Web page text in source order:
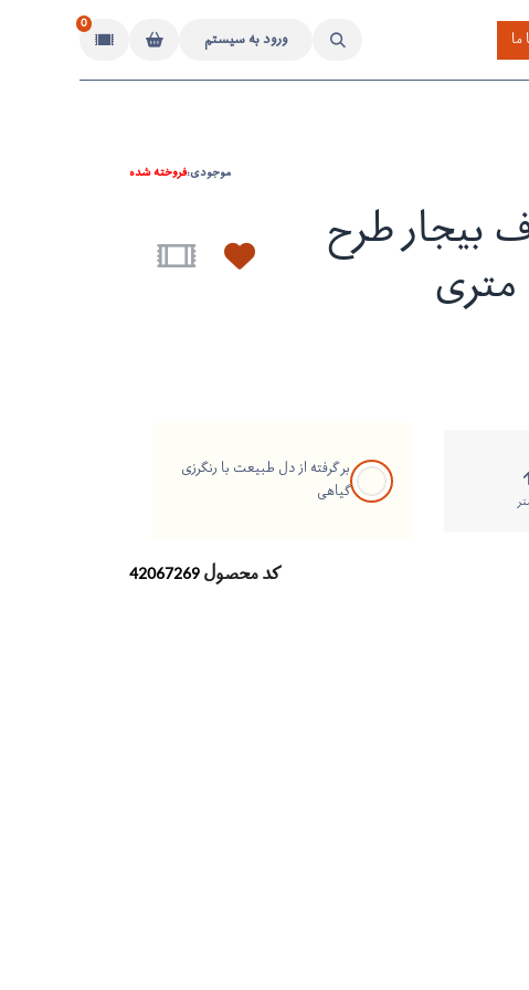
ورود به سیستم
0
موجودی:فروخته شده
بیجار طرح
بر گرفته از دل طبیعت با رنگرزی
گیاهی
کد محصول42067269